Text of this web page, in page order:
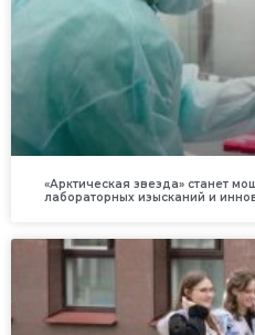
«Арктическая звезда» станет
лабораторных изысканий и